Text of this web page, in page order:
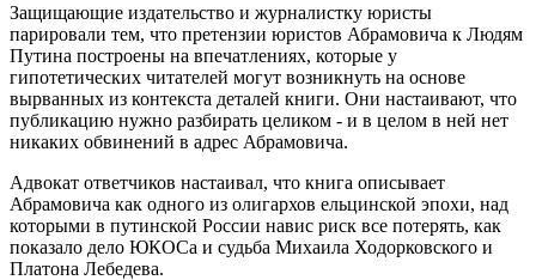
Защищающие издательство и журналистку юристы
парировали тем, что претензии юристов Абрамовича к Людям
Путина построены на впечатлениях, которые у
гипотетических читателей могут возникнуть на основе
вырванных из контекста деталей книги. Они настаивают, что
публикацию нужно разбирать целиком - и в целом в ней нет
никаких обвинений в адрес Абрамовича.
Адвокат ответчиков настаивал, что книга описывает
Абрамовича как одного из олигархов ельцинской эпохи, над
которыми в путинской России навис риск все потерять, как
показало дело ЮКОСа и судьба Михаила Ходорковского и
Платона Лебедева.